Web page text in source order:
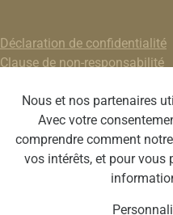
Déclaration de confidentialité
Clause de non-responsabilité
Webdesign by Optic Libre
Nous et nos partenaires
Avec votre
comprendre comment
vos intérêts, et pour vous